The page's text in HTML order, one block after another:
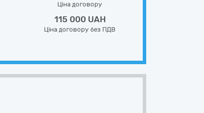
Ціна договору
115 000 UAH
Ціна договору без ПДВ